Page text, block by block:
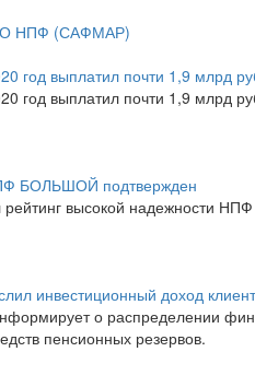
НПФ (САФМАР)
год выплатил почти 1,9 млрд
год выплатил почти 1,9 млрд
БОЛЬШОЙ подтвержден
рейтинг высокой надежности
инвестиционный доход
о распределении
пенсионных резервов.